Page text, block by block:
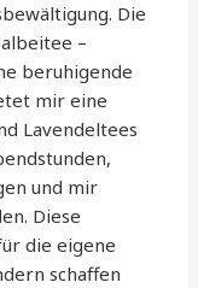
Die
–
beruhigende
mir eine
Lavendeltees
und mir
Diese
die eigene
schaffen